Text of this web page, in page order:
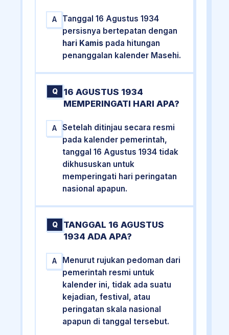
A
Tanggal 16 Agustus 1934
persisnya bertepatan dengan
hari Kamis pada hitungan
penanggalan kalender Masehi.
Q
16 AGUSTUS 1934
MEMPERINGATI HARI APA?
A
Setelah ditinjau secara resmi
pada kalender pemerintah,
tanggal 16 Agustus 1934 tidak
dikhususkan untuk
memperingati hari peringatan
nasional apapun.
Q
TANGGAL 16 AGUSTUS
1934 ADA APA?
A
Menurut rujukan pedoman dari
pemerintah resmi untuk
kalender ini, tidak ada suatu
kejadian, festival, atau
peringatan skala nasional
apapun di tanggal tersebut.